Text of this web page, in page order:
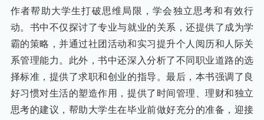
作者帮助大学生打破思维局限，学会独立思考和有效行
动。书中不仅探讨了专业与就业的关系，还提供了成为学
霸的策略，并通过社团活动和实习提升个人阅历和人际关
系管理能力。此外，书中还深入分析了不同职业道路的选
择标准，提供了求职和创业的指导。最后，本书强调了良
好习惯对生活的塑造作用，提供了时间管理、理财和独立
思考的建议，帮助大学生在毕业前做好充分的准备，迎接